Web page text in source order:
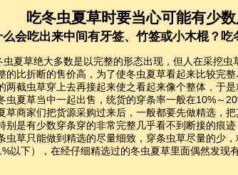
吃冬虫夏草时要当心可能有少
会吃出来中间有牙签、竹签或小木棍？吃
草绝大多数是以完整的形态出现，但人在采挖虫
的比折断的售价高，为了使冬虫夏草看起来比较完
两截虫草穿上去再接起来使之看起来像个整体，于
虫夏草当中一起出售，统货的穿条率一般在10%～
草商家们把货源采购过来后，一般都要先做精选，
别是有少数穿条穿的非常完整几乎看不到断接的痕
虫草只能做到精选的尽量细致，穿条虫草尽量的少
以下），在经仔细精选过的冬虫夏草里面偶然发现